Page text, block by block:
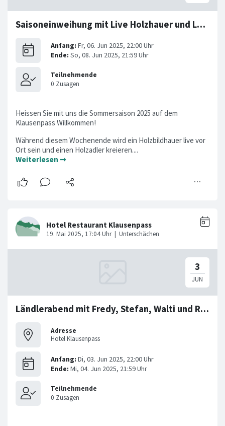
Saisoneinweihung mit Live Holzhauer und Ländlersonntag
Heissen Sie mit uns die Sommersaison 2025 auf dem
Klausenpass Willkommen!
Während diesem Wochenende wird ein Holzbildhauer live vor
Ort sein und einen Holzadler kreieren....
Weiterlesen ➞
Ländlerabend mit Fredy, Stefan, Walti und René
Adresse
Hotel Klausenpass